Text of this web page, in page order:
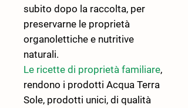
subito dopo la raccolta, per
preservarne le proprietà
organolettiche e nutritive
naturali.
Le ricette di proprietà familiare,
rendono i prodotti Acqua Terra
Sole, prodotti unici, di qualità